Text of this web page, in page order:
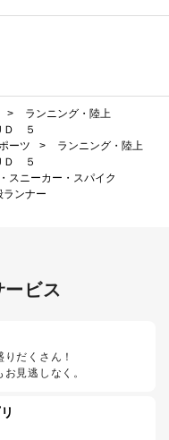
>
ランニング・陸上
Ｄ ５
ーツ >
ランニング・陸上
Ｄ ５
スニーカー・スパイク
ランナー
ービス
だくさん！
見逃しなく。